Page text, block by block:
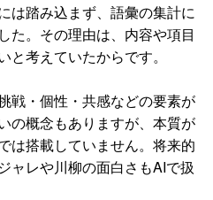
は踏み込まず、語彙の集計に
た。その理由は、内容や項目
考えていたからです。
戦・個性・共感などの要素が
の概念もありますが、本質が
は搭載していません。将来的
ャレや川柳の面白さもAIで扱